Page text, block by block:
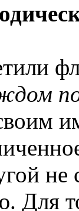
не
Для